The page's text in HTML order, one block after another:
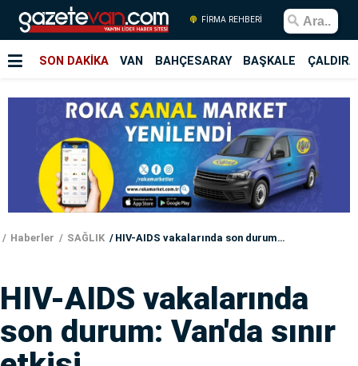
FİRMA REHBERİ
SON DAKİKA VAN BAHÇESARAY BAŞKALE
Haberler SAĞLIK HIV-AIDS vakalarında son durum: Van'da sınır etkisi...
HIV-AIDS vakalarında
son durum: Van'da sınır